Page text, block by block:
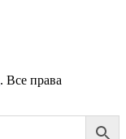
. Все права